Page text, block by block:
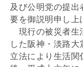
及び公明党の提
要を御説明申し上
現行の被災者生
した阪神・淡路
立法により生活関